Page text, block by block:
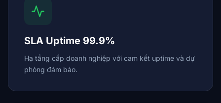
SLA Uptime 99.9%
Hạ tầng cấp doanh nghiệp với cam kết uptime và dự
phòng đảm bảo.